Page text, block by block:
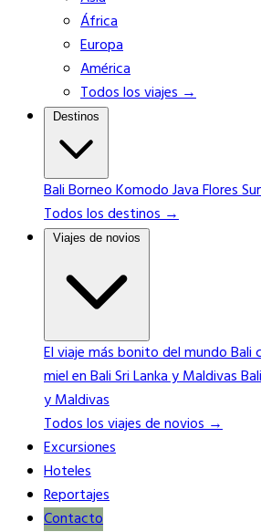
África
Europa
América
Todos los viajes →
Destinos
BaliBorneoKomodoJavaFlores
Todos los destinos →
Viajes de novios
El viaje más bonito del mundoBali
miel en BaliSri Lanka y Maldivas
y Maldivas
Todos los viajes de novios →
Excursiones
Hoteles
Reportajes
Contacto